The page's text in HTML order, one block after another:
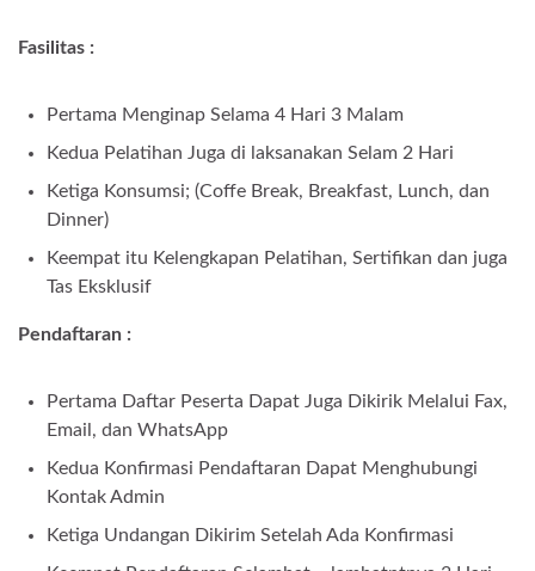
Fasilitas :
Pertama Menginap Selama 4 Hari 3 Malam
Kedua Pelatihan Juga di laksanakan Selam 2 Hari
Ketiga Konsumsi; (Coffe Break, Breakfast, Lunch, dan
Dinner)
Keempat itu Kelengkapan Pelatihan, Sertifikan dan juga
Tas Eksklusif
Pendaftaran :
Pertama Daftar Peserta Dapat Juga Dikirik Melalui Fax,
Email, dan WhatsApp
Kedua Konfirmasi Pendaftaran Dapat Menghubungi
Kontak Admin
Ketiga Undangan Dikirim Setelah Ada Konfirmasi